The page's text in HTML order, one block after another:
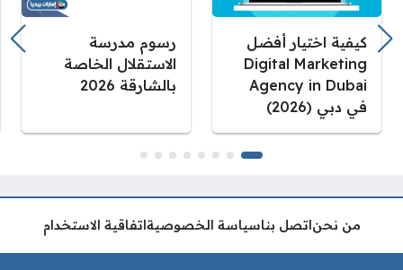
كيفية اختيار أفضل
Digital Marketing
Agency in Dubai
في دبي (2026)
رسوم مدرسة
الاستقلال الخاصة
بالشارقة 2026
من نحن اتصل بناسياسة الخصوصية اتفاقية الاستخدام